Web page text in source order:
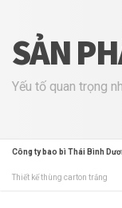
SẢN
Yếu tố quan trọng
Công ty bao bì Thái Bình
Thiết kế thùng carton trắng